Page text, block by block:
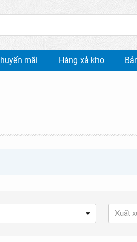
mãi Hàng xả kho
Xuất